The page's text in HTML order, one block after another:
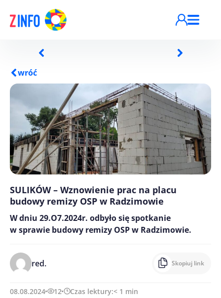
wróć
SULIKÓW – Wznowienie prac na placu
budowy remizy OSP w Radzimowie
W dniu 29.O7.2024r. odbyło się spotkanie
w sprawie budowy remizy OSP w Radzimowie.
red. Skopiuj link
08.08.2024 12 Czas lektury:< 1 min